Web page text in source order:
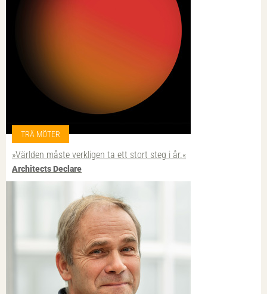
TRÄ MÖTER
»Världen måste verkligen ta ett stort steg i år.«
Architects Declare